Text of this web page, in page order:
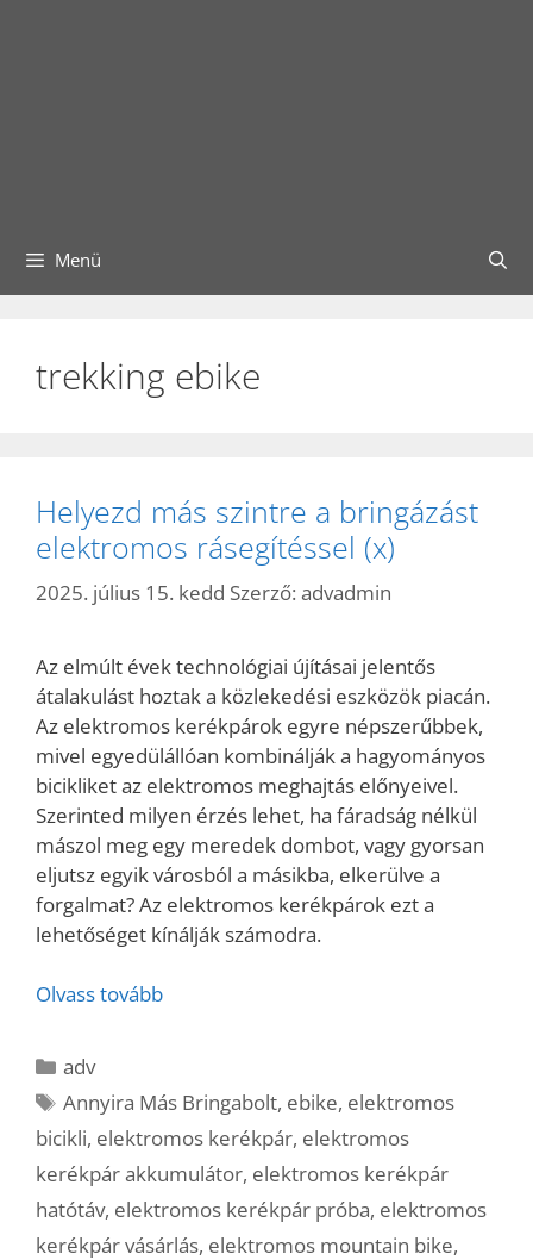
Menü
trekking ebike
Helyezd más szintre a bringázást
elektromos rásegítéssel (x)
2025. július 15. kedd Szerző: advadmin
Az elmúlt évek technológiai újításai jelentős
átalakulást hoztak a közlekedési eszközök piacán.
Az elektromos kerékpárok egyre népszerűbbek,
mivel egyedülállóan kombinálják a hagyományos
bicikliket az elektromos meghajtás előnyeivel.
Szerinted milyen érzés lehet, ha fáradság nélkül
mászol meg egy meredek dombot, vagy gyorsan
eljutsz egyik városból a másikba, elkerülve a
forgalmat? Az elektromos kerékpárok ezt a
lehetőséget kínálják számodra.
Olvass tovább
Kategória
adv
Címkék
Annyira Más Bringabolt, ebike, elektromos
bicikli, elektromos kerékpár, elektromos
kerékpár akkumulátor, elektromos kerékpár
hatótáv, elektromos kerékpár próba, elektromos
kerékpár vásárlás, elektromos mountain bike,